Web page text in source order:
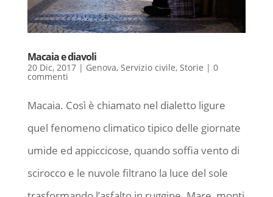
Macaia e diavoli
20 Dic, 2017| Genova, Servizio civile, Storie | 0
commenti
Macaia. Così è chiamato nel dialetto ligure
quel fenomeno climatico tipico delle giornate
umide ed appiccicose, quando soffia vento di
scirocco e le nuvole filtrano la luce del sole